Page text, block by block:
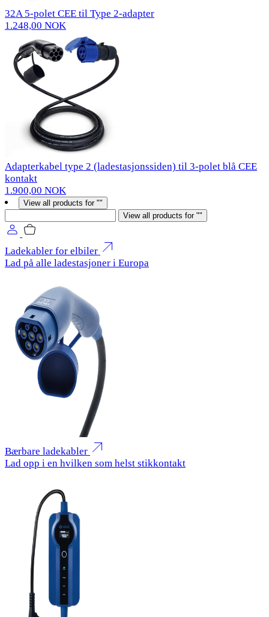
32A 5-polet CEE til Type 2-adapter
1.248,00 NOK
Adapterkabel type 2 (ladestasjonssiden) til 3-polet blå CEE
kontakt
1.900,00 NOK
View all products for ""
View all products for ""
Ladekabler for elbiler
Lad på alle ladestasjoner i Europa
Bærbare ladekabler
Lad opp i en hvilken som helst stikkontakt